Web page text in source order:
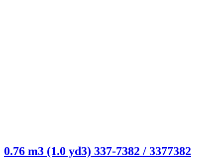
0.76 m3 (1.0 yd3) 337-7382 / 3377382